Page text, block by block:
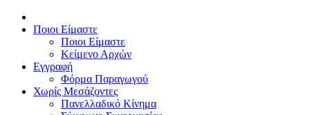
Ποιοι Είμαστε
Ποιοι Είμαστε
Κείμενο Αρχών
Εγγραφή
Φόρμα Παραγωγού
Χωρίς Μεσάζοντες
Πανελλαδικό Κίνημα